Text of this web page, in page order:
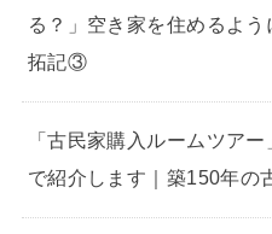
る？」空き家を住めるよ
拓記③
「古民家購入ルームツア
で紹介します｜築150年